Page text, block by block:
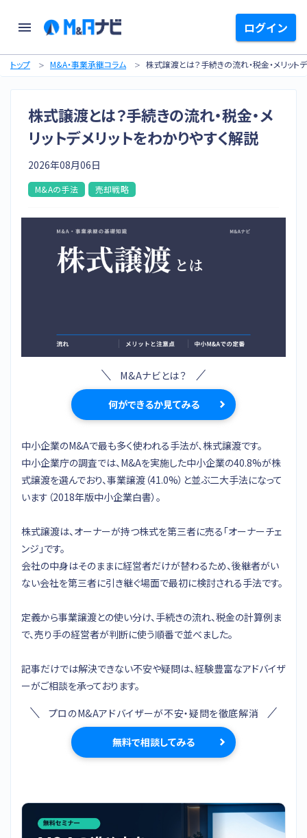
ログイン
トップ M&A・事業承継コラム 株式譲渡とは？手続きの流れ・税金・メリット
株式譲渡とは？手続きの流れ・税金・メ
リットデメリットをわかりやすく解説
2026年08月06日
M&Aの手法 売却戦略
M&Aナビとは？
何ができるか見てみる
中小企業のM&Aで最も多く使われる手法が、株式譲渡です。
中小企業庁の調査では、M&Aを実施した中小企業の40.8%が株
式譲渡を選んでおり、事業譲渡（41.0%）と並ぶ二大手法になって
います（2018年版中小企業白書）。
株式譲渡は、オーナーが持つ株式を第三者に売る「オーナーチェ
ンジ」です。
会社の中身はそのままに経営者だけが替わるため、後継者がい
ない会社を第三者に引き継ぐ場面で最初に検討される手法です。
定義から事業譲渡との使い分け、手続きの流れ、税金の計算例ま
で、売り手の経営者が判断に使う順番で並べました。
記事だけでは解決できない不安や疑問は、経験豊富なアドバイザ
ーがご相談を承っております。
プロのM&Aアドバイザーが不安・疑問を徹底解消
無料で相談してみる